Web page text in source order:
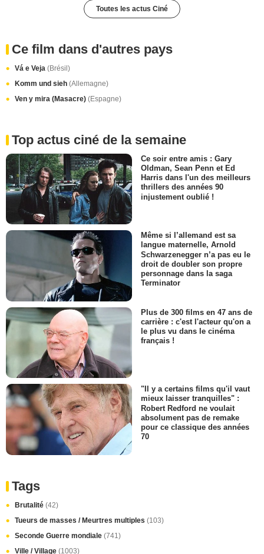
Toutes les actus Ciné
Ce film dans d'autres pays
Vá e Veja (Brésil)
Komm und sieh (Allemagne)
Ven y mira (Masacre) (Espagne)
Top actus ciné de la semaine
Ce soir entre amis : Gary
Oldman, Sean Penn et Ed
Harris dans l'un des meilleurs
thrillers des années 90
injustement oublié !
Même si l’allemand est sa
langue maternelle, Arnold
Schwarzenegger n’a pas eu le
droit de doubler son propre
personnage dans la saga
Terminator
Plus de 300 films en 47 ans de
carrière : c'est l'acteur qu'on a
le plus vu dans le cinéma
français !
"Il y a certains films qu'il vaut
mieux laisser tranquilles" :
Robert Redford ne voulait
absolument pas de remake
pour ce classique des années
70
Tags
Brutalité (42)
Tueurs de masses / Meurtres multiples (103)
Seconde Guerre mondiale (741)
Ville / Village (1003)